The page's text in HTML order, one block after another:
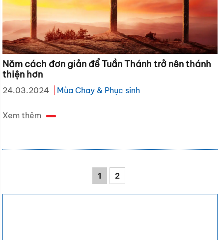
Năm cách đơn giản để Tuần Thánh trở nên thánh
thiện hơn
24.03.2024 Mùa Chay & Phục sinh
Xem thêm
1 2